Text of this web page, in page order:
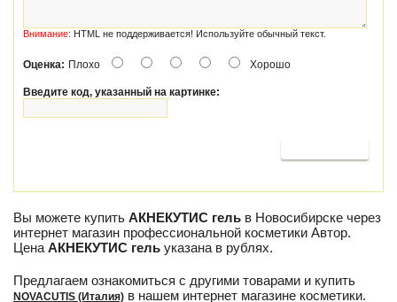
Внимание: HTML не поддерживается! Используйте обычный текст.
Оценка: Плохо Хорошо
Введите код, указанный на картинке:
Вы можете купить АКНЕКУТИС гель в Новосибирске через
интернет магазин профессиональной косметики Автор.
Цена АКНЕКУТИС гель указана в рублях.
Предлагаем ознакомиться с другими товарами и купить
NOVACUTIS (Италия) в нашем интернет магазине косметики.